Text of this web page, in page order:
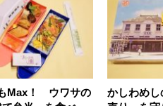
Max！ ウワサの
かしわめ